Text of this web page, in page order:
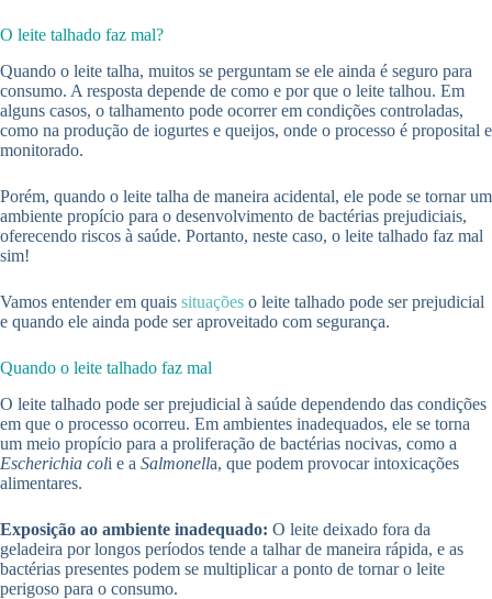
O leite talhado faz mal?
Quando o leite talha, muitos se perguntam se ele ainda é seguro para
consumo. A resposta depende de como e por que o leite talhou. Em
alguns casos, o talhamento pode ocorrer em condições controladas,
como na produção de iogurtes e queijos, onde o processo é proposital e
monitorado.
Porém, quando o leite talha de maneira acidental, ele pode se tornar um
ambiente propício para o desenvolvimento de bactérias prejudiciais,
oferecendo riscos à saúde. Portanto, neste caso, o leite talhado faz mal
sim!
Vamos entender em quais situações o leite talhado pode ser prejudicial
e quando ele ainda pode ser aproveitado com segurança.
Quando o leite talhado faz mal
O leite talhado pode ser prejudicial à saúde dependendo das condições
em que o processo ocorreu. Em ambientes inadequados, ele se torna
um meio propício para a proliferação de bactérias nocivas, como a
Escherichia coli e a Salmonella, que podem provocar intoxicações
alimentares.
Exposição ao ambiente inadequado: O leite deixado fora da
geladeira por longos períodos tende a talhar de maneira rápida, e as
bactérias presentes podem se multiplicar a ponto de tornar o leite
perigoso para o consumo.